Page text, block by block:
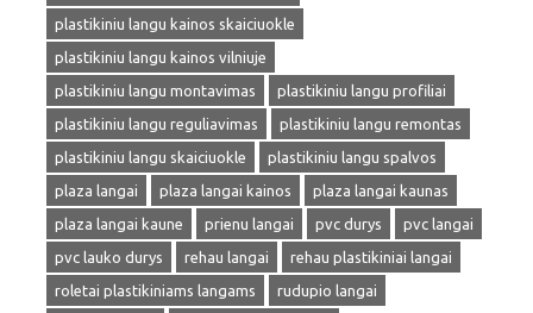
plastikiniu langu kainos skaiciuokle
plastikiniu langu kainos vilniuje
plastikiniu langu montavimas
plastikiniu langu profiliai
plastikiniu langu reguliavimas
plastikiniu langu remontas
plastikiniu langu skaiciuokle
plastikiniu langu spalvos
plaza langai
plaza langai kainos
plaza langai kaunas
plaza langai kaune
prienu langai pvc durys
pvc langai
pvc lauko durys
rehau langai
rehau plastikiniai langai
roletai plastikiniams langams
rudupio langai